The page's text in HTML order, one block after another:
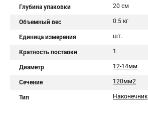
Глубина упаковки 20 см
Объемный вес 0.5 кг
Единица измерения шт.
Кратность поставки 1
Диаметр 12-14мм
Сечение 120мм2
Тип Наконечник